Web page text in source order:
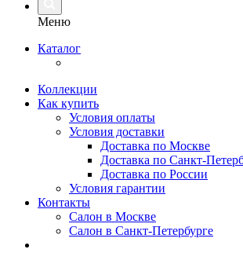
Меню
Каталог
Коллекции
Как купить
Условия оплаты
Условия доставки
Доставка по Москве
Доставка по Санкт-
Доставка по России
Условия гарантии
Контакты
Салон в Москве
Салон в Санкт-Петербурге